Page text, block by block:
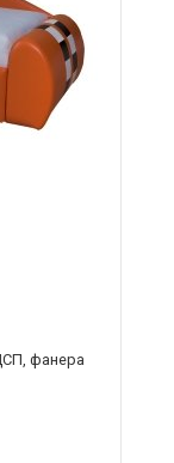
фанера